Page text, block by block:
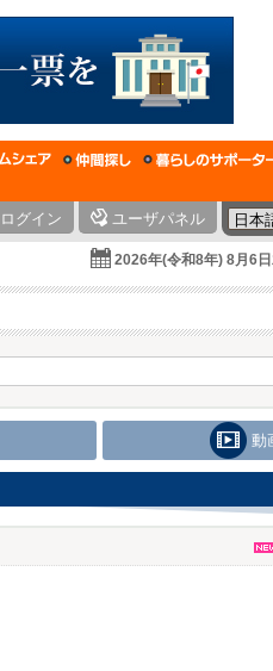
ログイン ユーザパネル
2026年(令和8年) 8月6
動